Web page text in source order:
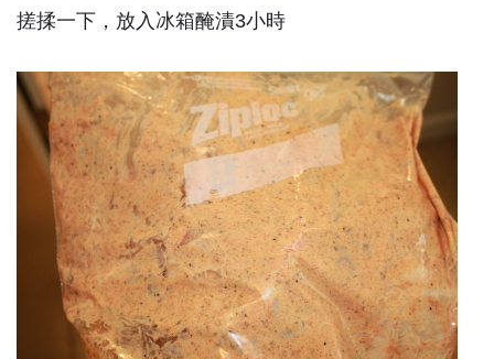
搓揉一下，放入冰箱醃漬3小時